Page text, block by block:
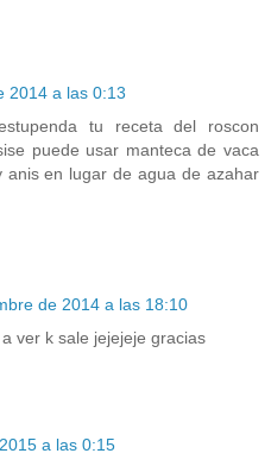
2014 a las 0:13
tu receta del roscon
puede usar manteca de vaca
anis en lugar de agua de azahar
de 2014 a las 18:10
ver k sale jejejeje gracias
a las 0:15